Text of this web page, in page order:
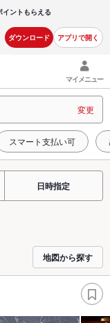
ントもらえる
ダウンロード アプリで開く
マイメニュー
変更
スマート支払い可
日時指定
地図から探す